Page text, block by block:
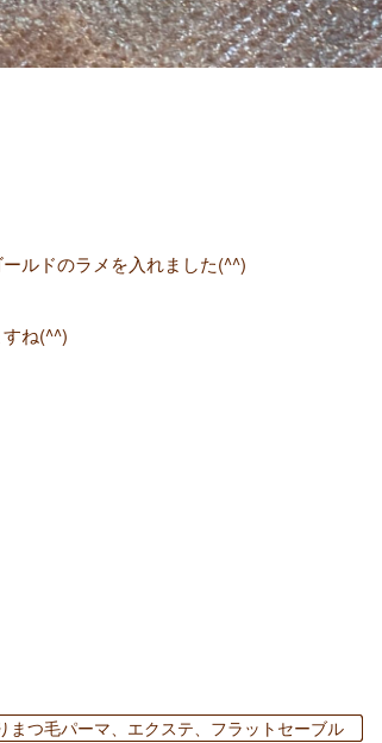
ルドのラメを入れました(^^)
ね(^^)
まつ毛パーマ、エクステ、フラットセーブル